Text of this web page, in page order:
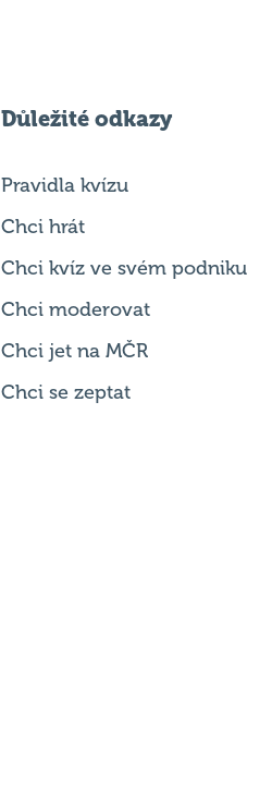
Důležité odkazy
Pravidla kvízu
Chci hrát
Chci kvíz ve svém podniku
Chci moderovat
Chci jet na MČR
Chci se zeptat